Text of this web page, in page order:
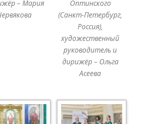
– Мария
Оптинского
(Санкт-Петербург,
Россия),
художественный
руководитель и
дирижёр – Ольга
Асеева